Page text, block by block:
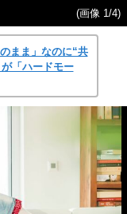
(画像 1/4)
まま」なのに“共
「ハードモー